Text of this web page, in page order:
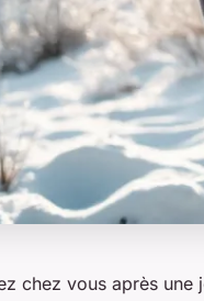
chez vous après une